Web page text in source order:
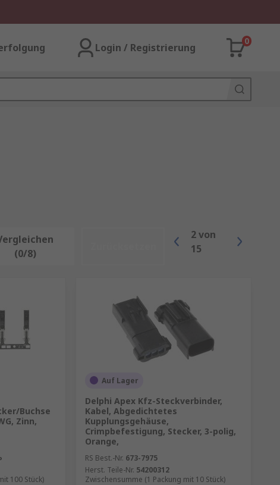
Login / Registrierung
0
(0/8)
2 von
15
Buchse
Zinn,
100 Stück)
Auf Lager
Delphi Apex Kfz-Steckverbinder,
Kabel, Abgedichtetes
Kupplungsgehäuse,
Crimpbefestigung, Stecker, 3-polig,
Orange,
RS Best.-Nr. 673-7975
Herst. Teile-Nr. 54200312
Zwischensumme (1 Packung mit 10 Stück)